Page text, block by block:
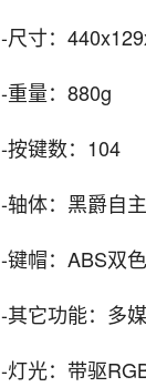
-尺寸：
-重量：880g
-按键数：104
-轴体：黑爵自
-键帽：ABS双
-其它功能：多
-灯光：带驱